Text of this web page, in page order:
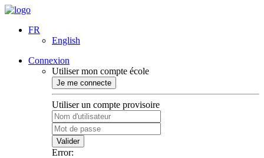
FR
English
Connexion
Utiliser mon compte école
Je me connecte
Utiliser un compte provisoire
Valider
Error: